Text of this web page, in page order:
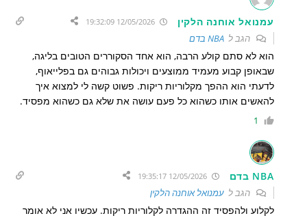
עמנואל אוחנה הלקין 12/05/2026 19:32:09
הגב לNBA בדם
הוא לא סתם קולע הרבה, הוא אחד הסקוררים הטובים בליגה,
שבאופן קבוע מעמיד ממוצעים ויכולות גבוהים גם בפלייאוף,
לדעתי הוא ההפך מקלוריות ריקות. פשוט קשה לי למצוא איך
להאשים אותו כשהוא כל פעם עושה את שלא גם כשהוא מפסיד.
1
NBA בדם 12/05/2026 19:35:17
הגב לעמנואל אוחנה הלקין
לקלוע ולהפסיד זה ההגדרה לקלוריות ריקות. עכשיו אני לא אומר